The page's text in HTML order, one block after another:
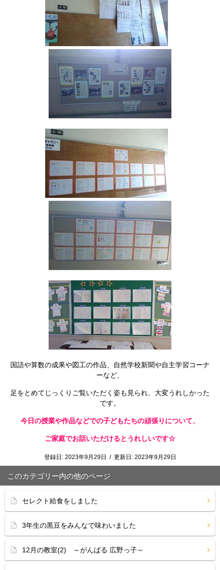
国語や算数の成果や図工の作品、自然学校新聞や自主学習コーナ
ーなど、
足をとめてじっくりご覧いただく姿も見られ、大変うれしかった
です。
今日の授業や作品などでの子どもたちの頑張りについて、
ご家庭でお話いただけるとうれしいです☆
登録日: 2023年9月29日 / 更新日: 2023年9月29日
このカテゴリー内の他のページ
セレクト給食をしました
3年生の黒豆をみんなで味わいました
12月の教室(2) ～がんばる 広野っ子～